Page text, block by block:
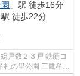
」駅 徒歩16分
駅 徒歩22分